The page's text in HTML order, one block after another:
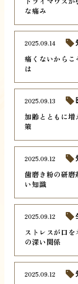
な痛み
痛くないからこ
は
2025.09.14
加齢とともに増
策
2025.09.13
歯磨き粉の研磨
い知識
2025.09.12
ストレスが口
の深い関係
2025.09.12
2025.09.12